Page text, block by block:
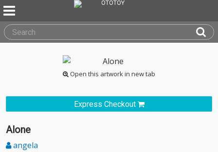
Open this artwork in new tab
Express Checkout
Alone
angela